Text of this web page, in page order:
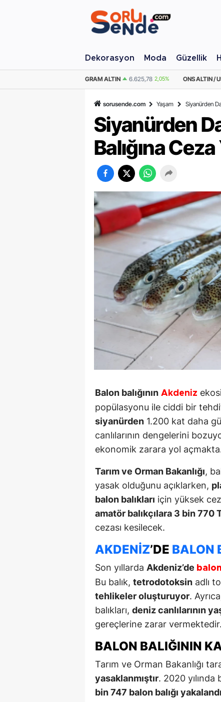
Dekorasyon Moda Güzellik
ONS ALTIN / USD 4.319,67 1,88% ÇEYREK
sorusende.com Yaşam Siyanürden
Siyanürden
Balığına Ceza
Balon balığının Akdeniz
popülasyonu ile ciddi bir
siyanürden 1.200 kat daha
canlılarının dengelerini
ekonomik zarara yol
Tarım ve Orman Bakanlığı,
yasak olduğunu açıklarken,
balon balıkları için yüksek
amatör balıkçılara 3 bin 770
cezası kesilecek.
AKDENIZ’DE BALON
Son yıllarda Akdeniz’de
Bu balık, tetrodotoksin adlı
tehlikeler oluşturuyor.
balıkları, deniz canlılarının
gereçlerine zarar vermektedir.
BALON BALIĞININ
Tarım ve Orman Bakanlığı
yasaklanmıştır. 2020 yılında
bin 747 balon balığı yakalandı